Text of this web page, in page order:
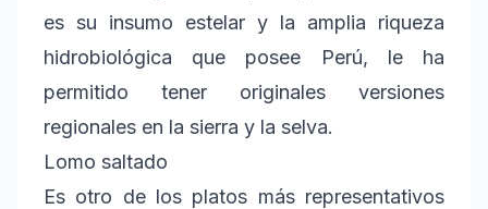
es su insumo estelar y la amplia riqueza
hidrobiológica que posee Perú, le ha
permitido tener originales versiones
regionales en la sierra y la selva.
Lomo saltado
Es otro de los platos más representativos